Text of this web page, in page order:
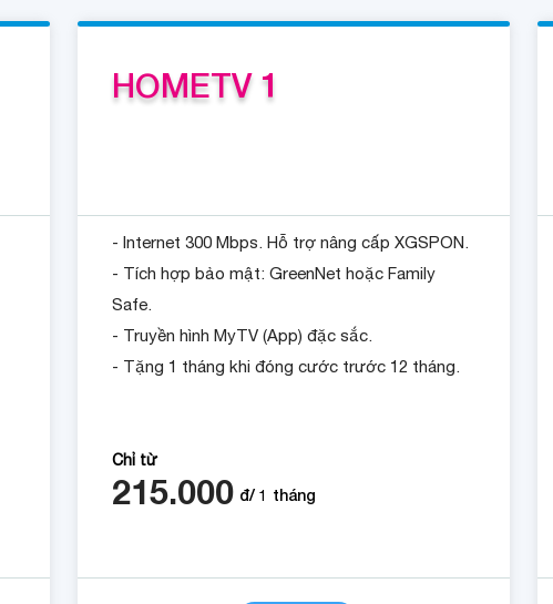
HOMETV 1
- Internet 300 Mbps. Hỗ trợ nâng cấp XGSPON.
- Tích hợp bảo mật: GreenNet hoặc Family
Safe.
- Truyền hình MyTV (App) đặc sắc.
- Tặng 1 tháng khi đóng cước trước 12 tháng.
Chỉ từ
215.000 đ/1 tháng